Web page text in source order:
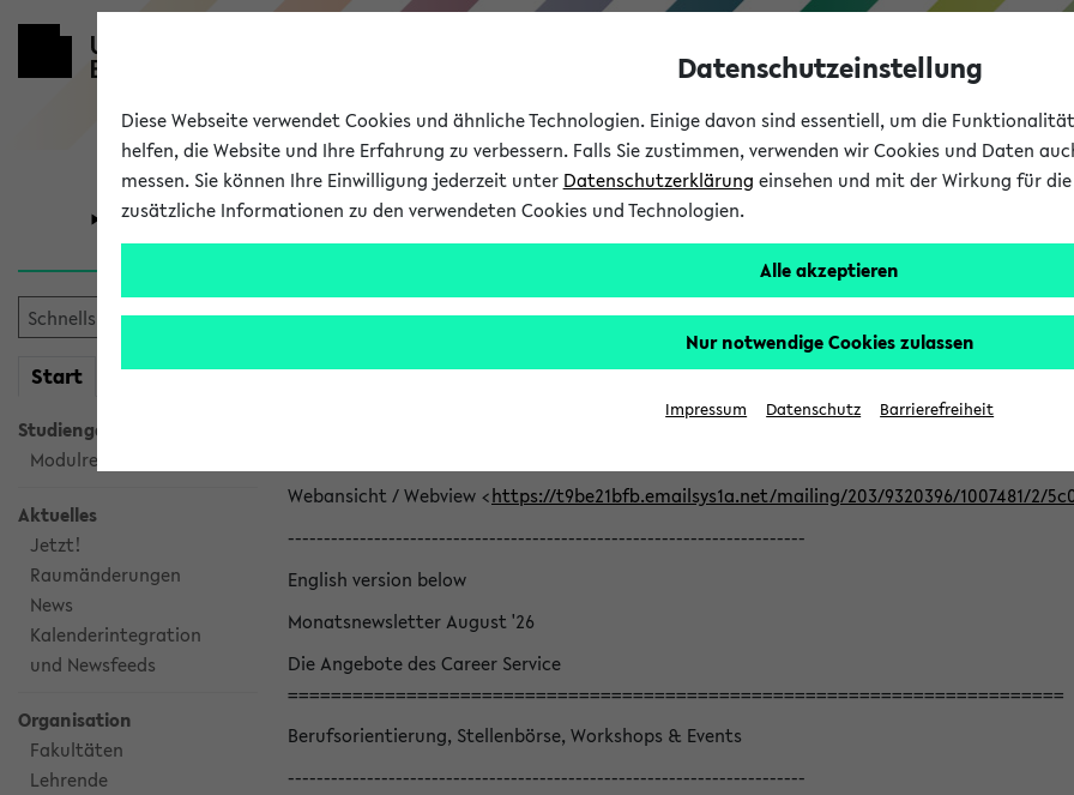
Universität Forschung Studium
Start meineKVV
Studiengangsauswahl
Modulrecherche
Aktuelles
Jetzt!
Raumänderungen
News
Kalenderintegration
und Newsfeeds
Organisation
Fakultäten
Lehrende
eKVV News
👉 Neue Angebote zur Berufsorientierung an der
Webansicht / Webview <https://t9be21bfb.emailsys1a.net/mailing/203/9320396/1007481/2/
------------------------------------------------------------------------
English version below
Monatsnewsletter August '26
Die Angebote des Career Service
========================================================================
Berufsorientierung, Stellenbörse, Workshops & Events
------------------------------------------------------------------------
Datenschutzeinstellung
Diese Webseite verwendet Cookies und ähnliche Technologien. Einige davon sind essentiell, um die
helfen, die Website und Ihre Erfahrung zu verbessern. Falls Sie zustimmen, verwenden wir Cookies und Daten
messen. Sie können Ihre Einwilligung jederzeit unter Datenschutzerklärung einsehen und mit der Wirkung für
zusätzliche Informationen zu den verwendeten Cookies und Technologien.
Alle akzeptieren
Nur notwendige Cookies zulassen
Impressum Datenschutz Barrierefreiheit